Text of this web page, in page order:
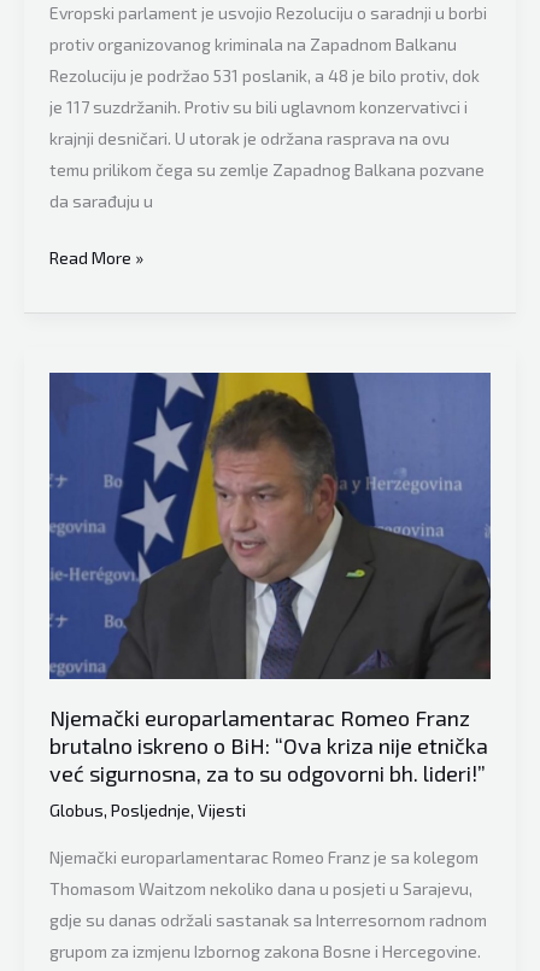
da
genocid
ne
smije
da
se
ponovi
Evropski parlament je usvojio Rezoluciju o saradnji u borbi
protiv organizovanog kriminala na Zapadnom Balkanu
Rezoluciju je podržao 531 poslanik, a 48 je bilo protiv, dok
je 117 suzdržanih. Protiv su bili uglavnom konzervativci i
krajnji desničari. U utorak je održana rasprava na ovu
temu prilikom čega su zemlje Zapadnog Balkana pozvane
da sarađuju u
Ovo
bitne
jako
Rezoluciju
o
Balkanu
i
u
vezi
borbe
protiv
organizovanog
kriminala!
Read More »
Njemački europarlamentarac Romeo Franz
brutalno iskreno o BiH: “Ova kriza nije etnička
već sigurnosna, za to su odgovorni bh. lideri!”
Globus, Posljednje, Vijesti
Njemački europarlamentarac Romeo Franz je sa kolegom
Thomasom Waitzom nekoliko dana u posjeti u Sarajevu,
gdje su danas održali sastanak sa Interresornom radnom
grupom za izmjenu Izbornog zakona Bosne i Hercegovine.